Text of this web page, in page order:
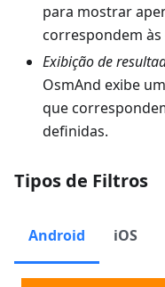
para mostrar
correspondem às
Exibição de
OsmAnd exibe
que
definidas.
Tipos de Filtros
Android iOS